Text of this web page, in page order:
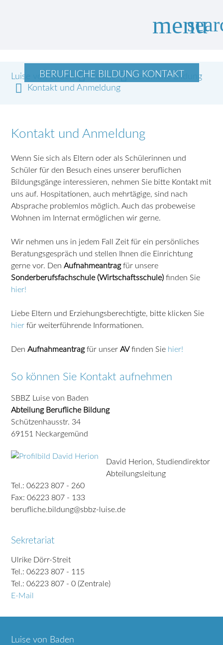
menu
Suchbegriffe SUCHEN
BERUFLICHE BILDUNG KONTAKT
Luise von Baden Schule
Berufliche Bildung
Kontakt und Anmeldung
Kontakt und Anmeldung
Wenn Sie sich als Eltern oder als Schülerinnen und
Schüler für den Besuch eines unserer beruflichen
Bildungsgänge interessieren, nehmen Sie bitte Kontakt mit
uns auf. Hospitationen, auch mehrtägige, sind nach
Absprache problemlos möglich. Auch das probeweise
Wohnen im Internat ermöglichen wir gerne.
Wir nehmen uns in jedem Fall Zeit für ein persönliches
Beratungsgespräch und stellen Ihnen die Einrichtung
gerne vor. DenAufnahmeantragfür unsere
Sonderberufsfachschule (Wirtschaftsschule)finden Sie
hier!
Liebe Eltern und Erziehungsberechtigte, bitte klicken Sie
hier für weiterführende Informationen.
DenAufnahmeantragfür unserAVfinden Sie hier!
So können Sie Kontakt aufnehmen
SBBZ Luise von Baden
Abteilung Berufliche Bildung
Schützenhausstr. 34
69151 Neckargemünd
David Herion, Studiendirektor
Abteilungsleitung
Tel.: 06223 807 - 260
Fax: 06223 807 - 133
berufliche.bildung@sbbz-luise.de
Sekretariat
Ulrike Dörr-Streit
Tel.: 06223 807 - 115
Tel.: 06223 807 - 0 (Zentrale)
E-Mail
Luise von Baden